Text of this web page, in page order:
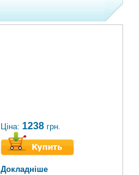
Ціна: 1238 грн.
Докладніше